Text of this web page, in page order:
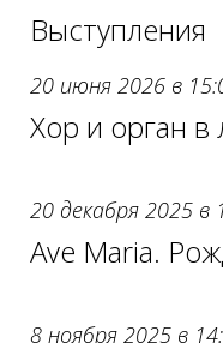
Выступления
20 июня 2026 в
Хор и орган в
20 декабря 2025 в
Ave Maria.
8 ноября 2025 в